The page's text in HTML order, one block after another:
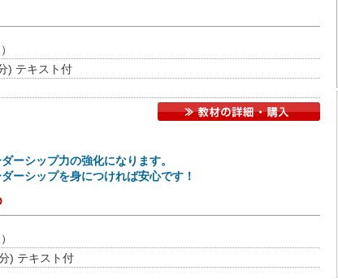
) テキスト付
ーシップ力の強化になります。
ーシップを身につければ安心です！
) テキスト付